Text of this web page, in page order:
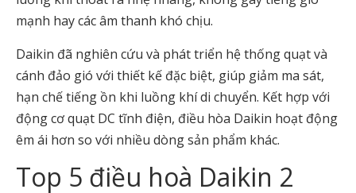
mạnh hay các âm thanh khó chịu.
Daikin đã nghiên cứu và phát triển hệ thống quạt và
cánh đảo gió với thiết kế đặc biệt, giúp giảm ma sát,
hạn chế tiếng ồn khi luồng khí di chuyển. Kết hợp với
động cơ quạt DC tĩnh điện, điều hòa Daikin hoạt động
êm ái hơn so với nhiều dòng sản phẩm khác.
Top 5 điều hoà Daikin 2